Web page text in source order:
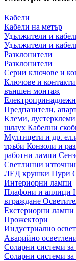
Кабели
Кабели на метър
Удължители и
Удължители и
Разклонители
Разклонители
Серии ключове и
Ключове и
външен монтаж
Предпазители,
Клеми, лустерклеми
шлаух Кабелни
Мултицети и др.
тръби Конзоли и
работни лампи
Светлинни
ЛЕД крушки Пури
Интериорни лампи
Плафони и аплици
вграждане
Екстериорни лампи
Прожектори
Индустриално
Аварийно
Соларни системи за
Соларни системи